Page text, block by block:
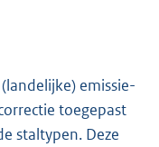
emissie-
toegepast
staltypen. Deze